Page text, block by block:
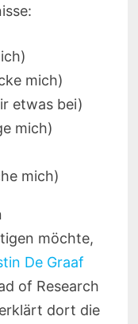
mich)
etwas bei)
mich)
mich)
möchte,
De Graaf
of Research
dort die